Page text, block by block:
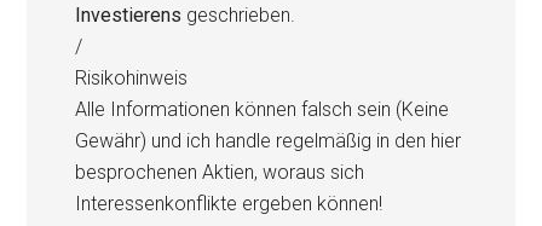
Investierens geschrieben.
/
Risikohinweis
Alle Informationen können falsch sein (Keine
Gewähr) und ich handle regelmäßig in den hier
besprochenen Aktien, woraus sich
Interessenkonflikte ergeben können!